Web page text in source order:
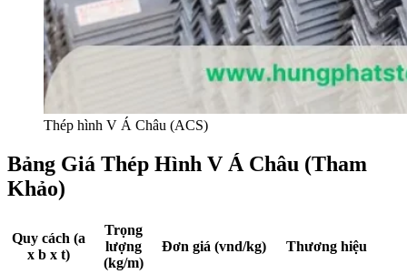
Thép hình V Á Châu (ACS)
Bảng Giá Thép Hình V Á Châu (Tham
Khảo)
Quy cách (a
x b x t)
Trọng
lượng
(kg/m)
Đơn giá (vnd/kg) Thương hiệu